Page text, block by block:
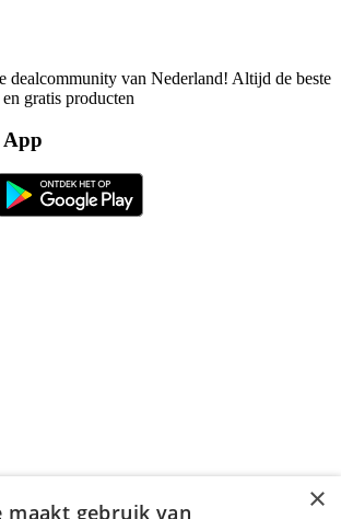
dealcommunity van Nederland! Altijd de beste
gratis producten
App
×
maakt gebruik van